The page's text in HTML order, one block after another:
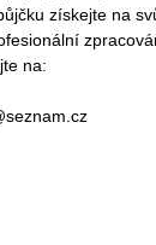
získejte na
na: